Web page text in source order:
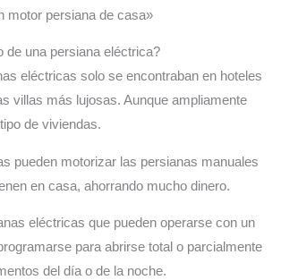
motor persiana de casa»
de una persiana eléctrica?
eléctricas solo se encontraban en hoteles
villas más lujosas. Aunque ampliamente
de viviendas.
pueden motorizar las persianas manuales
en casa, ahorrando mucho dinero.
eléctricas que pueden operarse con un
para abrirse total o parcialmente
del día o de la noche.